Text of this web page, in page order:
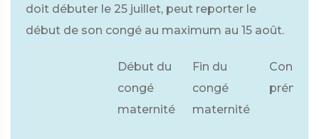
doit débuter le 25 juillet, peut reporter le
début de son congé au maximum au 15 août.
Début du
congé
maternité
Fin du
congé
maternité
Congé
prénatal